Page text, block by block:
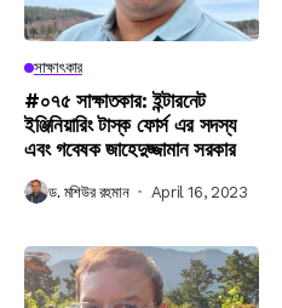
সাক্ষাৎকার
#০৭৫ সাক্ষাতকার: ইন্টারনেট
ইঞ্জিনিয়ারিং টাস্ক ফোর্স এর সদস্য
এবং গবেষক জাহেদুজ্জামান সরকার
ড. মশিউর রহমান April 16, 2023